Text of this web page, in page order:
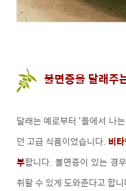
불면증을 달래주
달래는 예로부터 ‘들에서 나
던 고급 식품이었습니다. 비
부합니다. 불면증이 있는 경
취할 수 있게 도와준다고 합